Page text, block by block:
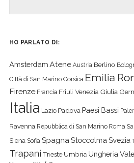
HO PARLATO DI:
Amsterdam Atene Austria Berlino
Città di San Marino Corsica Emilia
Firenze Francia Friuli Venezia Giulia
Italia Lazio Padova Paesi Bassi
Ravenna Repubblica di San Marino Roma
Siena Sofia SpagnaStoccolma Svezia
Trapani Trieste Umbria Ungheria